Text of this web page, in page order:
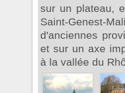
sur un plateau,
Saint-
d'anciennes
et sur un axe
à la vallée du